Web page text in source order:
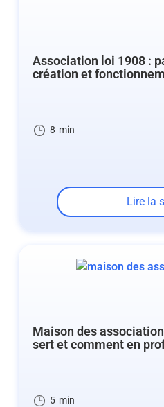
Association loi 1908 :
création et
8 min
Lire la
Maison des
sert et comment en
5 min